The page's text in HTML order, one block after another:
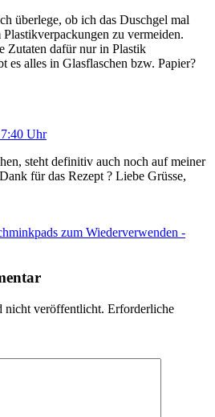
überlege, ob ich das Duschgel mal
zu vermeiden.
Zutaten dafür nur in Plastik
es alles in Glasflaschen bzw. Papier?
Uhr
steht definitiv auch noch auf meiner
für das Rezept ? Liebe Grüsse,
zum Wiederverwenden -
nicht veröffentlicht. Erforderliche